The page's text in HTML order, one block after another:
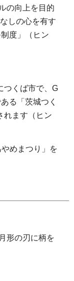
の向上を目的
しの心を有す
度」（ヒン
つくば市で、G
る「茨城つく
れます（ヒン
めまつり」を
形の刃に柄を